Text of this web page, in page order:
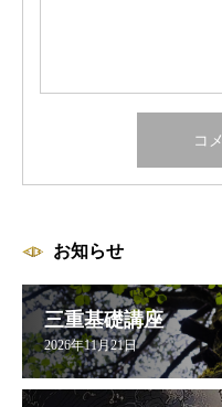
お知らせ
三重基礎講座
2026年11月21日